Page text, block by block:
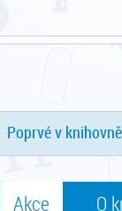
Poprvé v knihovně
Akce O